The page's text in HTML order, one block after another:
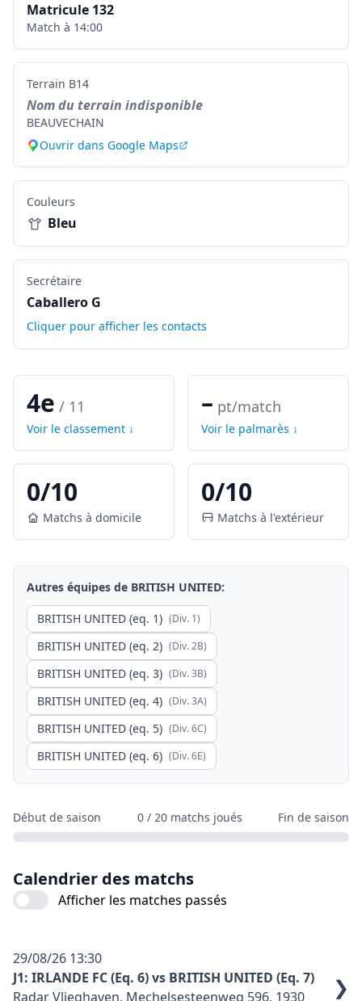
Matricule 132
Match à 14:00
Terrain B14
Nom du terrain indisponible
BEAUVECHAIN
Ouvrir dans Google Maps
Couleurs
Bleu
Secrétaire
Caballero G
Cliquer pour afficher les contacts
4e / 11
Voir le classement ↓
– pt/match
Voir le palmarès ↓
0/10
Matchs à domicile
0/10
Matchs à l'extérieur
Autres équipes de BRITISH UNITED:
BRITISH UNITED (eq. 1) (Div. 1)
BRITISH UNITED (eq. 2) (Div.2B)
BRITISH UNITED (eq. 3) (Div.3B)
BRITISH UNITED (eq. 4) (Div.3A)
BRITISH UNITED (eq. 5) (Div.6C)
BRITISH UNITED (eq. 6) (Div.6E)
Début de saison 0/ 20matchs joués Fin de saison
Calendrier des matchs
Afficher les matches passés
29/08/26 13:30
J1: IRLANDE FC (Eq. 6) vs BRITISH UNITED (Eq. 7)
Radar Vlieghaven, Mechelsesteenweg 596, 1930
❯